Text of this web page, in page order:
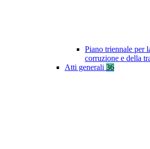
Piano triennale per
corruzione e della
Atti generali 36